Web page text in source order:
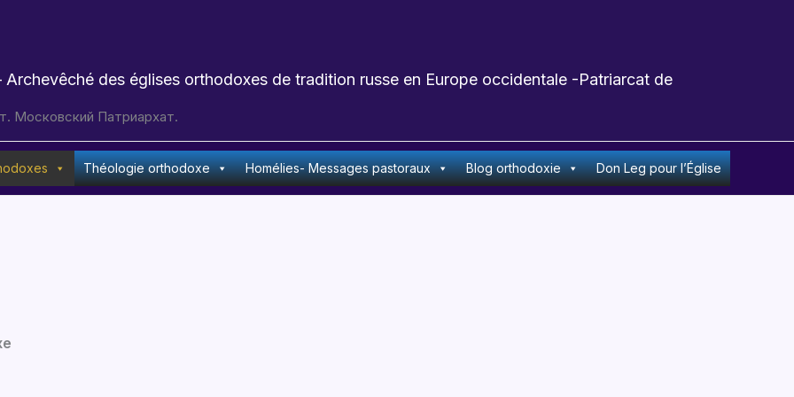
des églises orthodoxes de tradition russe en Europe occidentale -Patriarcat de
Московский Патриархат.
Théologie orthodoxe Homélies- Messages pastoraux Blog orthodoxie Don Leg pour l’Église